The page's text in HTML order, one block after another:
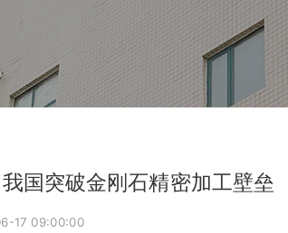
国突破金刚石精密加工壁垒
17 09:00:00